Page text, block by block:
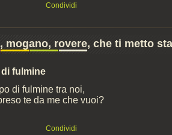
Condividi
mogano, rovere, che ti metto
fulmine
di fulmine tra noi,
te da me che vuoi?
Condividi